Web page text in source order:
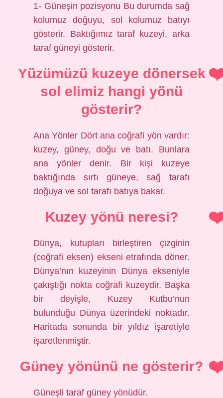
1- Güneşin pozisyonu Bu durumda sağ
kolumuz doğuyu, sol kolumuz batıyı
gösterir. Baktığımız taraf kuzeyi, arka
taraf güneyi gösterir.
Yüzümüzü kuzeye dönersek
sol elimiz hangi yönü
gösterir?
Ana Yönler Dört ana coğrafi yön vardır:
kuzey, güney, doğu ve batı. Bunlara
ana yönler denir. Bir kişi kuzeye
baktığında sırtı güneye, sağ tarafı
doğuya ve sol tarafı batıya bakar.
Kuzey yönü neresi?
Dünya, kutupları birleştiren çizginin
(coğrafi eksen) ekseni etrafında döner.
Dünya’nın kuzeyinin Dünya ekseniyle
çakıştığı nokta coğrafi kuzeydir. Başka
bir deyişle, Kuzey Kutbu’nun
bulunduğu Dünya üzerindeki noktadır.
Haritada sonunda bir yıldız işaretiyle
işaretlenmiştir.
Güney yönünü ne gösterir?
Güneşli taraf güney yönüdür.